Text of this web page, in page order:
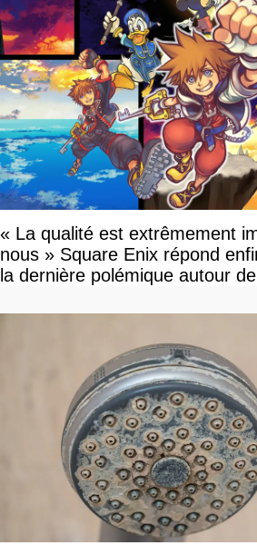
« La qualité est extrêmement
nous » Square Enix répond
la dernière polémique autour